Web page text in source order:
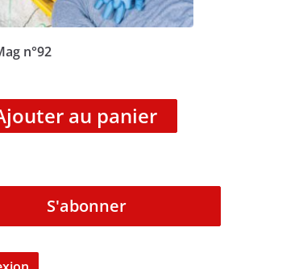
n°92
au panier
S'abonner